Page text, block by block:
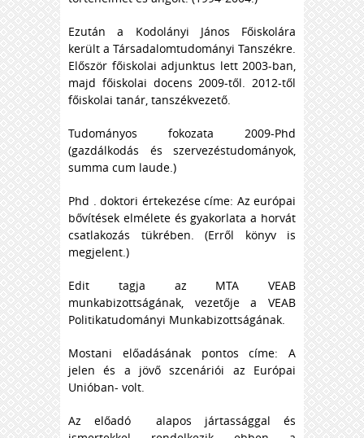
Ezután a Kodolányi János Főiskolára
került a Társadalomtudományi Tanszékre.
Először főiskolai adjunktus lett 2003-ban,
majd főiskolai docens 2009-től. 2012-től
főiskolai tanár, tanszékvezető.
Tudományos fokozata 2009-Phd
(gazdálkodás és szervezéstudományok,
summa cum laude.)
Phd . doktori értekezése címe: Az európai
bővítések elmélete és gyakorlata a horvát
csatlakozás tükrében. (Erről könyv is
megjelent.)
Edit tagja az MTA VEAB
munkabizottságának, vezetője a VEAB
Politikatudományi Munkabizottságának.
Mostani előadásának pontos címe: A
jelen és a jövő szcenáriói az Európai
Unióban- volt.
Az előadó alapos jártassággal és